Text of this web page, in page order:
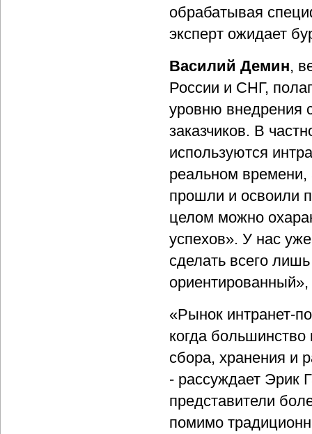
обрабатывая
эксперт ожидает
Василий Демин,
России и СНГ,
уровню внедрения
заказчиков. В
используются
реальном
прошли и освоили
целом можно
успехов». У нас
сделать всего
ориентированный»,
«Рынок интранет-
когда
сбора, хранения и
- рассуждает Эрик
представители
помимо